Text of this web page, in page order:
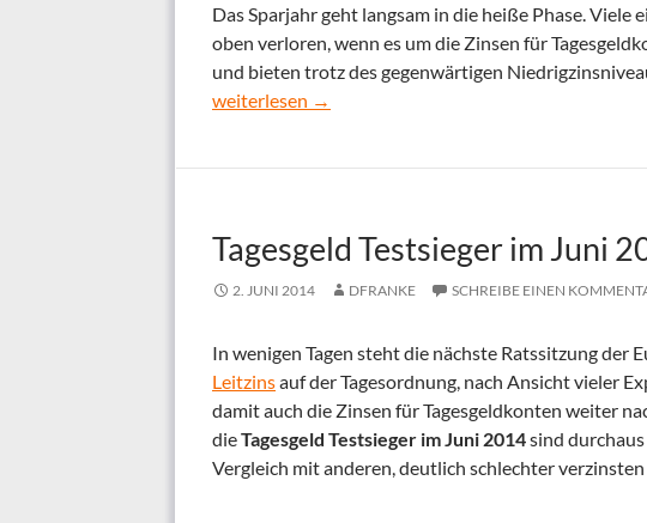
Das Sparjahr geht langsam in die heiße Phase.
oben verloren, wenn es um die Zinsen für
und bieten trotz des gegenwärtigen
Tagesgeld Testsieger im November 2014
weiterlesen →
Tagesgeld Testsieger im Juni
2. JUNI 2014 DFRANKE SCHREIBE EINEN
In wenigen Tagen steht die nächste Ratssitzung der
Leitzinsauf der Tagesordnung, nach Ansicht vieler
damit auch die Zinsen für Tagesgeldkonten weiter
dieTagesgeld Testsieger im Juni 2014sind
Vergleich mit anderen, deutlich schlechter verzinsten